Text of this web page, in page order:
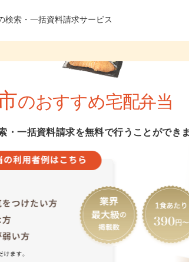
検索・一括資料請求サービス
のおすすめ宅配弁当
・一括資料請求を無料で行うことができま